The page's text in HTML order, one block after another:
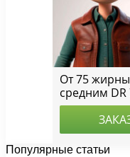
Популярные статьи